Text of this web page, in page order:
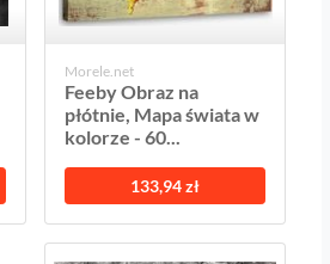
Morele.net
Feeby Obraz na
płótnie, Mapa świata w
kolorze - 60...
133,94 zł